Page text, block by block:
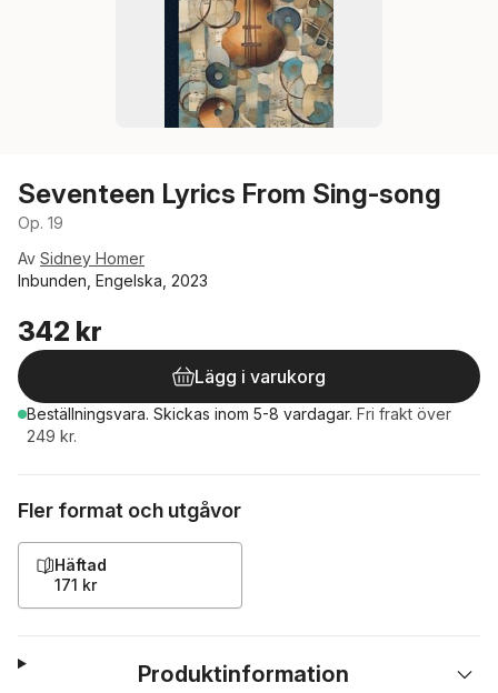
Seventeen Lyrics From Sing-song
Op. 19
Av Sidney Homer
Inbunden, Engelska, 2023
342 kr
Lägg i varukorg
Beställningsvara. Skickas inom 5-8 vardagar. Fri frakt över
249 kr.
Fler format och utgåvor
Häftad
171 kr
Produktinformation